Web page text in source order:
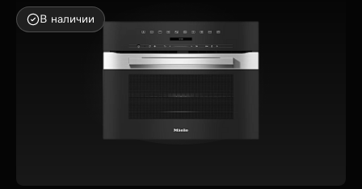
В наличии